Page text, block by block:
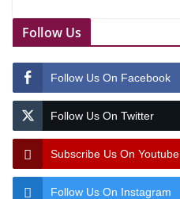
Follow Us
Follow Us On Facebook
Follow Us On Twitter
Subscribe Us On Youtube
Follow Us On Instagram